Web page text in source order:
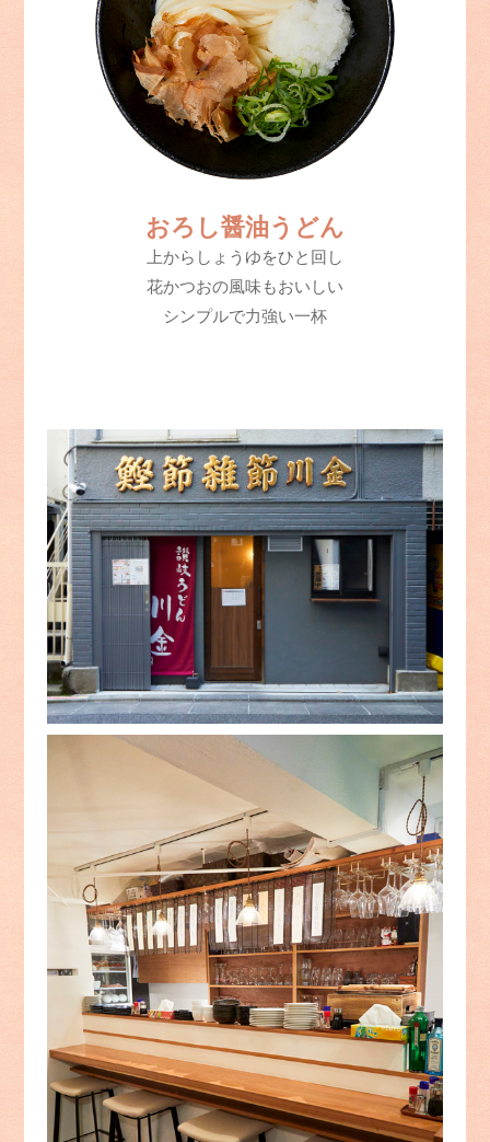
おろし醤油うどん
上からしょうゆをひと回し
花かつおの風味もおいしい
シンプルで力強い一杯